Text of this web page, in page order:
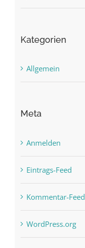
Kategorien
Allgemein
Meta
Anmelden
Eintrags-Feed
Kommentar-Feed
WordPress.org